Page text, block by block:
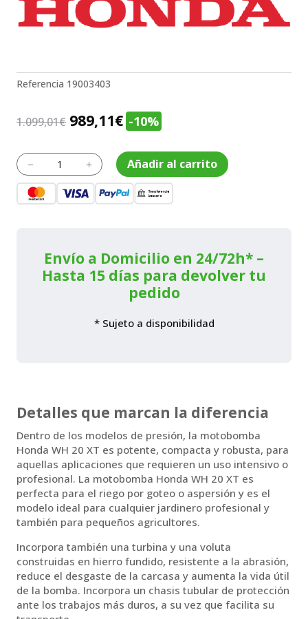
Referencia 19003403
1.099,01€ El
original
era:
1.099,01€.
989,11€El
actual
es:
989,11€.
-10%
K
Motobomba
WH
20
L Añadir al carrito
Envío a Domicilio en 24/72h* –
Hasta 15 días para devolver tu
pedido
* Sujeto a disponibilidad
Detalles que marcan la diferencia
Dentro de los modelos de presión, la motobomba
Honda WH 20 XT es potente, compacta y robusta, para
aquellas aplicaciones que requieren un uso intensivo o
profesional. La motobomba Honda WH 20 XT es
perfecta para el riego por goteo o aspersión y es el
modelo ideal para cualquier jardinero profesional y
también para pequeños agricultores.
Incorpora también una turbina y una voluta
construidas en hierro fundido, resistente a la abrasión,
reduce el desgaste de la carcasa y aumenta la vida útil
de la bomba. Incorpora un chasis tubular de protección
ante los trabajos más duros, a su vez que facilita su